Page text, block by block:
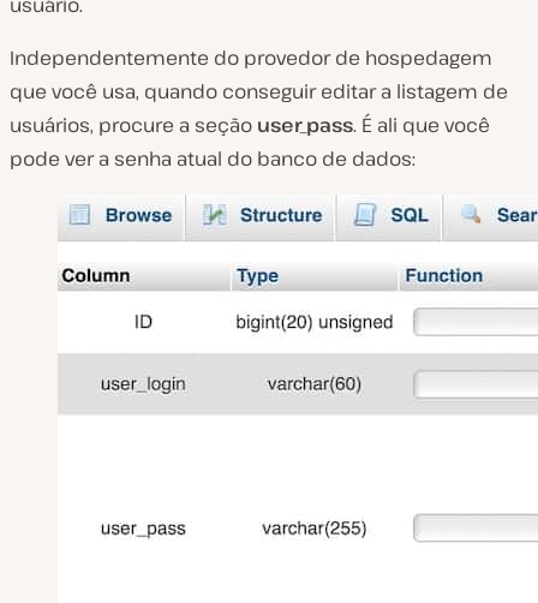
Independentemente do provedor de hospedagem
que você usa, quando conseguir editar a listagem de
usuários, procure a seção user_pass. É ali que você
pode ver a senha atual do banco de dados: